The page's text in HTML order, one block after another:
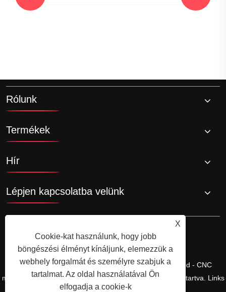
Rólunk
Termékek
Hír
Lépjen kapcsolatba velünk
Copyright © Ningbo Shengfa Hardware Factory Limited - CNC
megmunkálás, kovácsolási szolgáltatás - Minden jog fenntartva. Links
X
Cookie-kat használunk, hogy jobb
böngészési élményt kínáljunk, elemezzük a
webhely forgalmát és személyre szabjuk a
tartalmat. Az oldal használatával Ön
elfogadja a cookie-k